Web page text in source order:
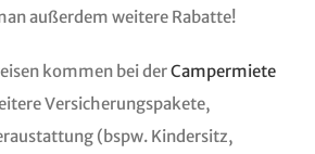
außerdem weitere Rabatte!
kommen bei derCampermiete
Versicherungspakete,
(bspw. Kindersitz,